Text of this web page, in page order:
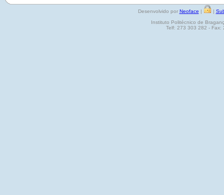
Desenvolvido por Neoface | |
Instituto Politécnico de
Telf: 273 303 282 - Fax: